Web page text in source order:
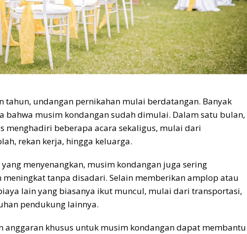
tahun, undangan pernikahan mulai berdatangan. Banyak
bahwa musim kondangan sudah dimulai. Dalam satu bulan,
menghadiri beberapa acara sekaligus, mulai dari
rekan kerja, hingga keluarga.
menyenangkan, musim kondangan juga sering
tanpa disadari. Selain memberikan amplop atau
lain yang biasanya ikut muncul, mulai dari transportasi,
pendukung lainnya.
anggaran khusus untuk musim kondangan dapat membantu